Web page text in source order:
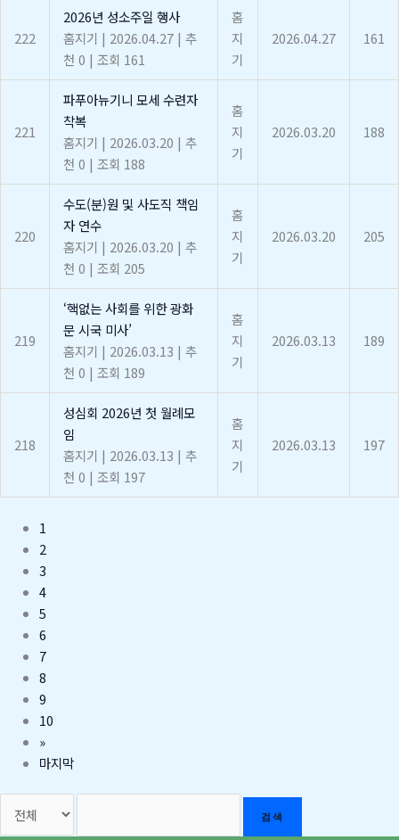
222
2026년 성소주일 행사
홈지기 | 2026.04.27 | 추
천 0 | 조회 161
홈
지
기
2026.04.27 161
221
파푸아뉴기니 모세 수련자
착복
홈지기 | 2026.03.20 | 추
천 0 | 조회 188
홈
지
기
2026.03.20 188
220
수도(분)원 및 사도직 책임
자 연수
홈지기 | 2026.03.20 | 추
천 0 | 조회 205
홈
지
기
2026.03.20 205
219
‘핵없는 사회를 위한 광화
문 시국 미사’
홈지기 | 2026.03.13 | 추
천 0 | 조회 189
홈
지
기
2026.03.13 189
218
성심회 2026년 첫 월례모
임
홈지기 | 2026.03.13 | 추
천 0 | 조회 197
홈
지
기
2026.03.13 197
1
2
3
4
5
6
7
8
9
10
»
마지막
검색